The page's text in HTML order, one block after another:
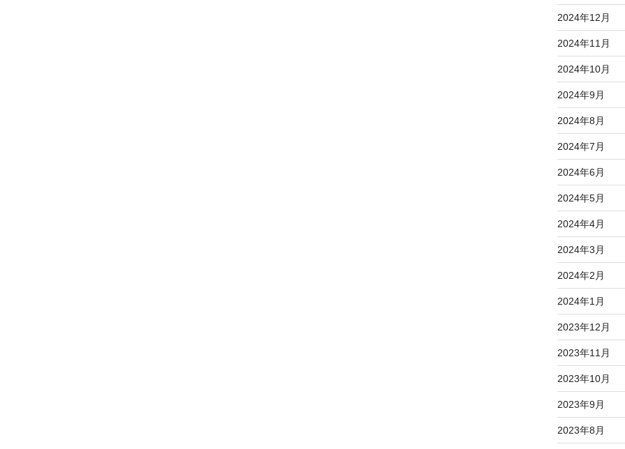
2024年12月
2024年11月
2024年10月
2024年9月
2024年8月
2024年7月
2024年6月
2024年5月
2024年4月
2024年3月
2024年2月
2024年1月
2023年12月
2023年11月
2023年10月
2023年9月
2023年8月